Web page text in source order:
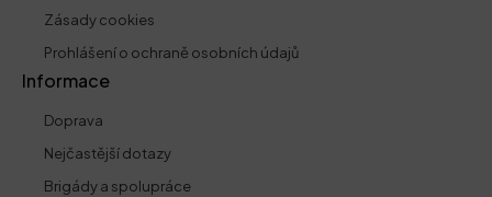
Zásady cookies
Prohlášení o ochraně osobních údajů
Informace
Doprava
Nejčastější dotazy
Brigády a spolupráce